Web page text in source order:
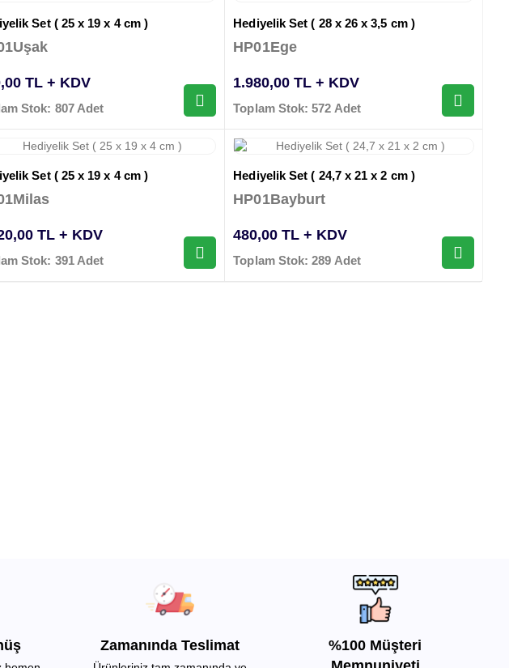
Set ( 25 x 19 x 4 cm )
TL + KDV
Stok: 807 Adet
Hediyelik Set ( 28 x 26 x 3,5 cm )
HP01Ege
1.980,00 TL + KDV
Toplam Stok: 572 Adet
Set ( 25 x 19 x 4 cm )
TL + KDV
Stok: 391 Adet
Hediyelik Set ( 24,7 x 21 x 2 cm )
HP01Bayburt
480,00 TL + KDV
Toplam Stok: 289 Adet
Zamanında Teslimat
%100 Müşteri